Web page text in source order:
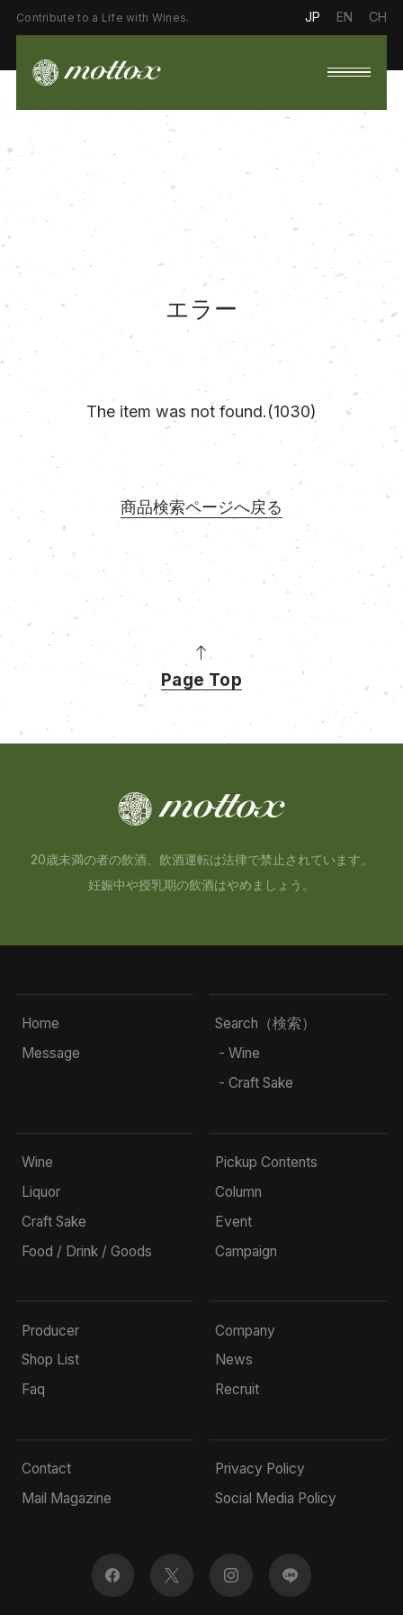
Contribute to a Life with Wines. JP EN CH
エラー
The item was not found.(1030)
商品検索ページへ戻る
Page Top
20歳未満の者の飲酒、飲酒運転は法律で禁止されています。
妊娠中や授乳期の飲酒はやめましょう。
Home
Message
Search（検索）
- Wine
- Craft Sake
Wine
Liquor
Craft Sake
Food / Drink / Goods
Pickup Contents
Column
Event
Campaign
Producer
Shop List
Faq
Company
News
Recruit
Contact
Mail Magazine
Privacy Policy
Social Media Policy